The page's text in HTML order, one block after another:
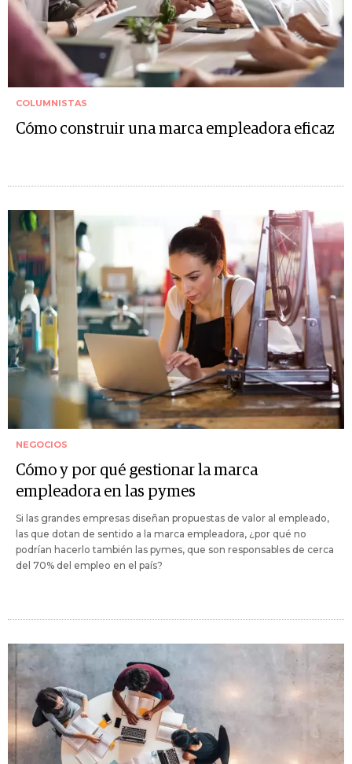
COLUMNISTAS
Cómo construir una marca empleadora eficaz
NEGOCIOS
Cómo y por qué gestionar la marca
empleadora en las pymes
Si las grandes empresas diseñan propuestas de valor al empleado,
las que dotan de sentido a la marca empleadora, ¿por qué no
podrían hacerlo también las pymes, que son responsables de cerca
del 70% del empleo en el país?